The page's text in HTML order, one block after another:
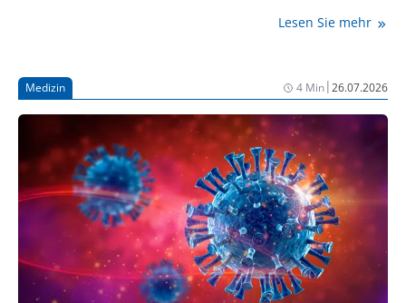
eingesetzt. Dadurch wächst die Zahl der täglich
für Wechselwirkungen, Nebenwirkungen und
Fehlanwendungen. Polypharmazie gehört deshalb zu
den zentralen Herausforderungen der Geriatrie.
Heute geht es allerdings nicht mehr nur darum,
Krankheiten optimal zu behandeln, sondern auch
darum, regelmäßig zu prüfen, welche Medikamente
den Patient:innen tatsächlich noch nutzen und
welche möglicherweise mehr schaden als nützen.
Lesen Sie mehr
Medizin 4 Min|26.07.2026